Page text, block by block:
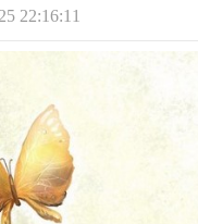
22:16:11